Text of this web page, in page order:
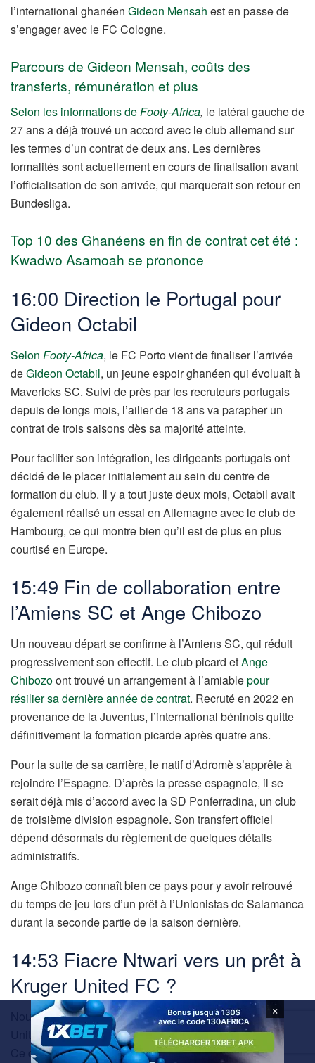
l’international ghanéen Gideon Mensah est en passe de
s’engager avec le FC Cologne.
Parcours de Gideon Mensah, coûts des
transferts, rémunération et plus
Selon les informations deFooty-Africa, le latéral gauche de
27 ans a déjà trouvé un accord avec le club allemand sur
les termes d’un contrat de deux ans. Les dernières
formalités sont actuellement en cours de finalisation avant
l’officialisation de son arrivée, qui marquerait son retour en
Bundesliga.
Top 10 des Ghanéens en fin de contrat cet été :
Kwadwo Asamoah se prononce
16:00 Direction le Portugal pour
Gideon Octabil
Selon Footy-Africa, le FC Porto vient de finaliser l’arrivée
deGideon Octabil, un jeune espoir ghanéen qui évoluait à
Mavericks SC. Suivi de près par les recruteurs portugais
depuis de longs mois, l’ailier de 18 ans va parapher un
contrat de trois saisons dès sa majorité atteinte.
Pour faciliter son intégration, les dirigeants portugais ont
décidé de le placer initialement au sein du centre de
formation du club. Il y a tout juste deux mois, Octabil avait
également réalisé un essai en Allemagne avec le club de
Hambourg, ce qui montre bien qu’il est de plus en plus
courtisé en Europe.
15:49 Fin de collaboration entre
l’Amiens SC et Ange Chibozo
Un nouveau départ se confirme à l’Amiens SC, qui réduit
progressivement son effectif. Le club picard etAnge
Chibozoont trouvé un arrangement à l’amiablepour
résilier sa dernière année de contrat. Recruté en 2022 en
provenance de la Juventus, l’international béninois quitte
définitivement la formation picarde après quatre ans.
Pour la suite de sa carrière, le natif d’Adromè s’apprête à
rejoindre l’Espagne. D’après la presse espagnole, il se
serait déjà mis d’accord avec la SD Ponferradina, un club
de troisième division espagnole. Son transfert officiel
dépend désormais du règlement de quelques détails
administratifs.
Ange Chibozo connaît bien ce pays pour y avoir retrouvé
du temps de jeu lors d’un prêt à l’Unionistas de Salamanca
durant la seconde partie de la saison dernière.
14:53 Fiacre Ntwari vers un prêt à
Kruger United FC ?
Nouvellement promu à la Betway Premiership, Kruger
United FC s’active sur le marché des transferts national.
Ce dynamisme bouscule la hiérarchie établie puisque
×